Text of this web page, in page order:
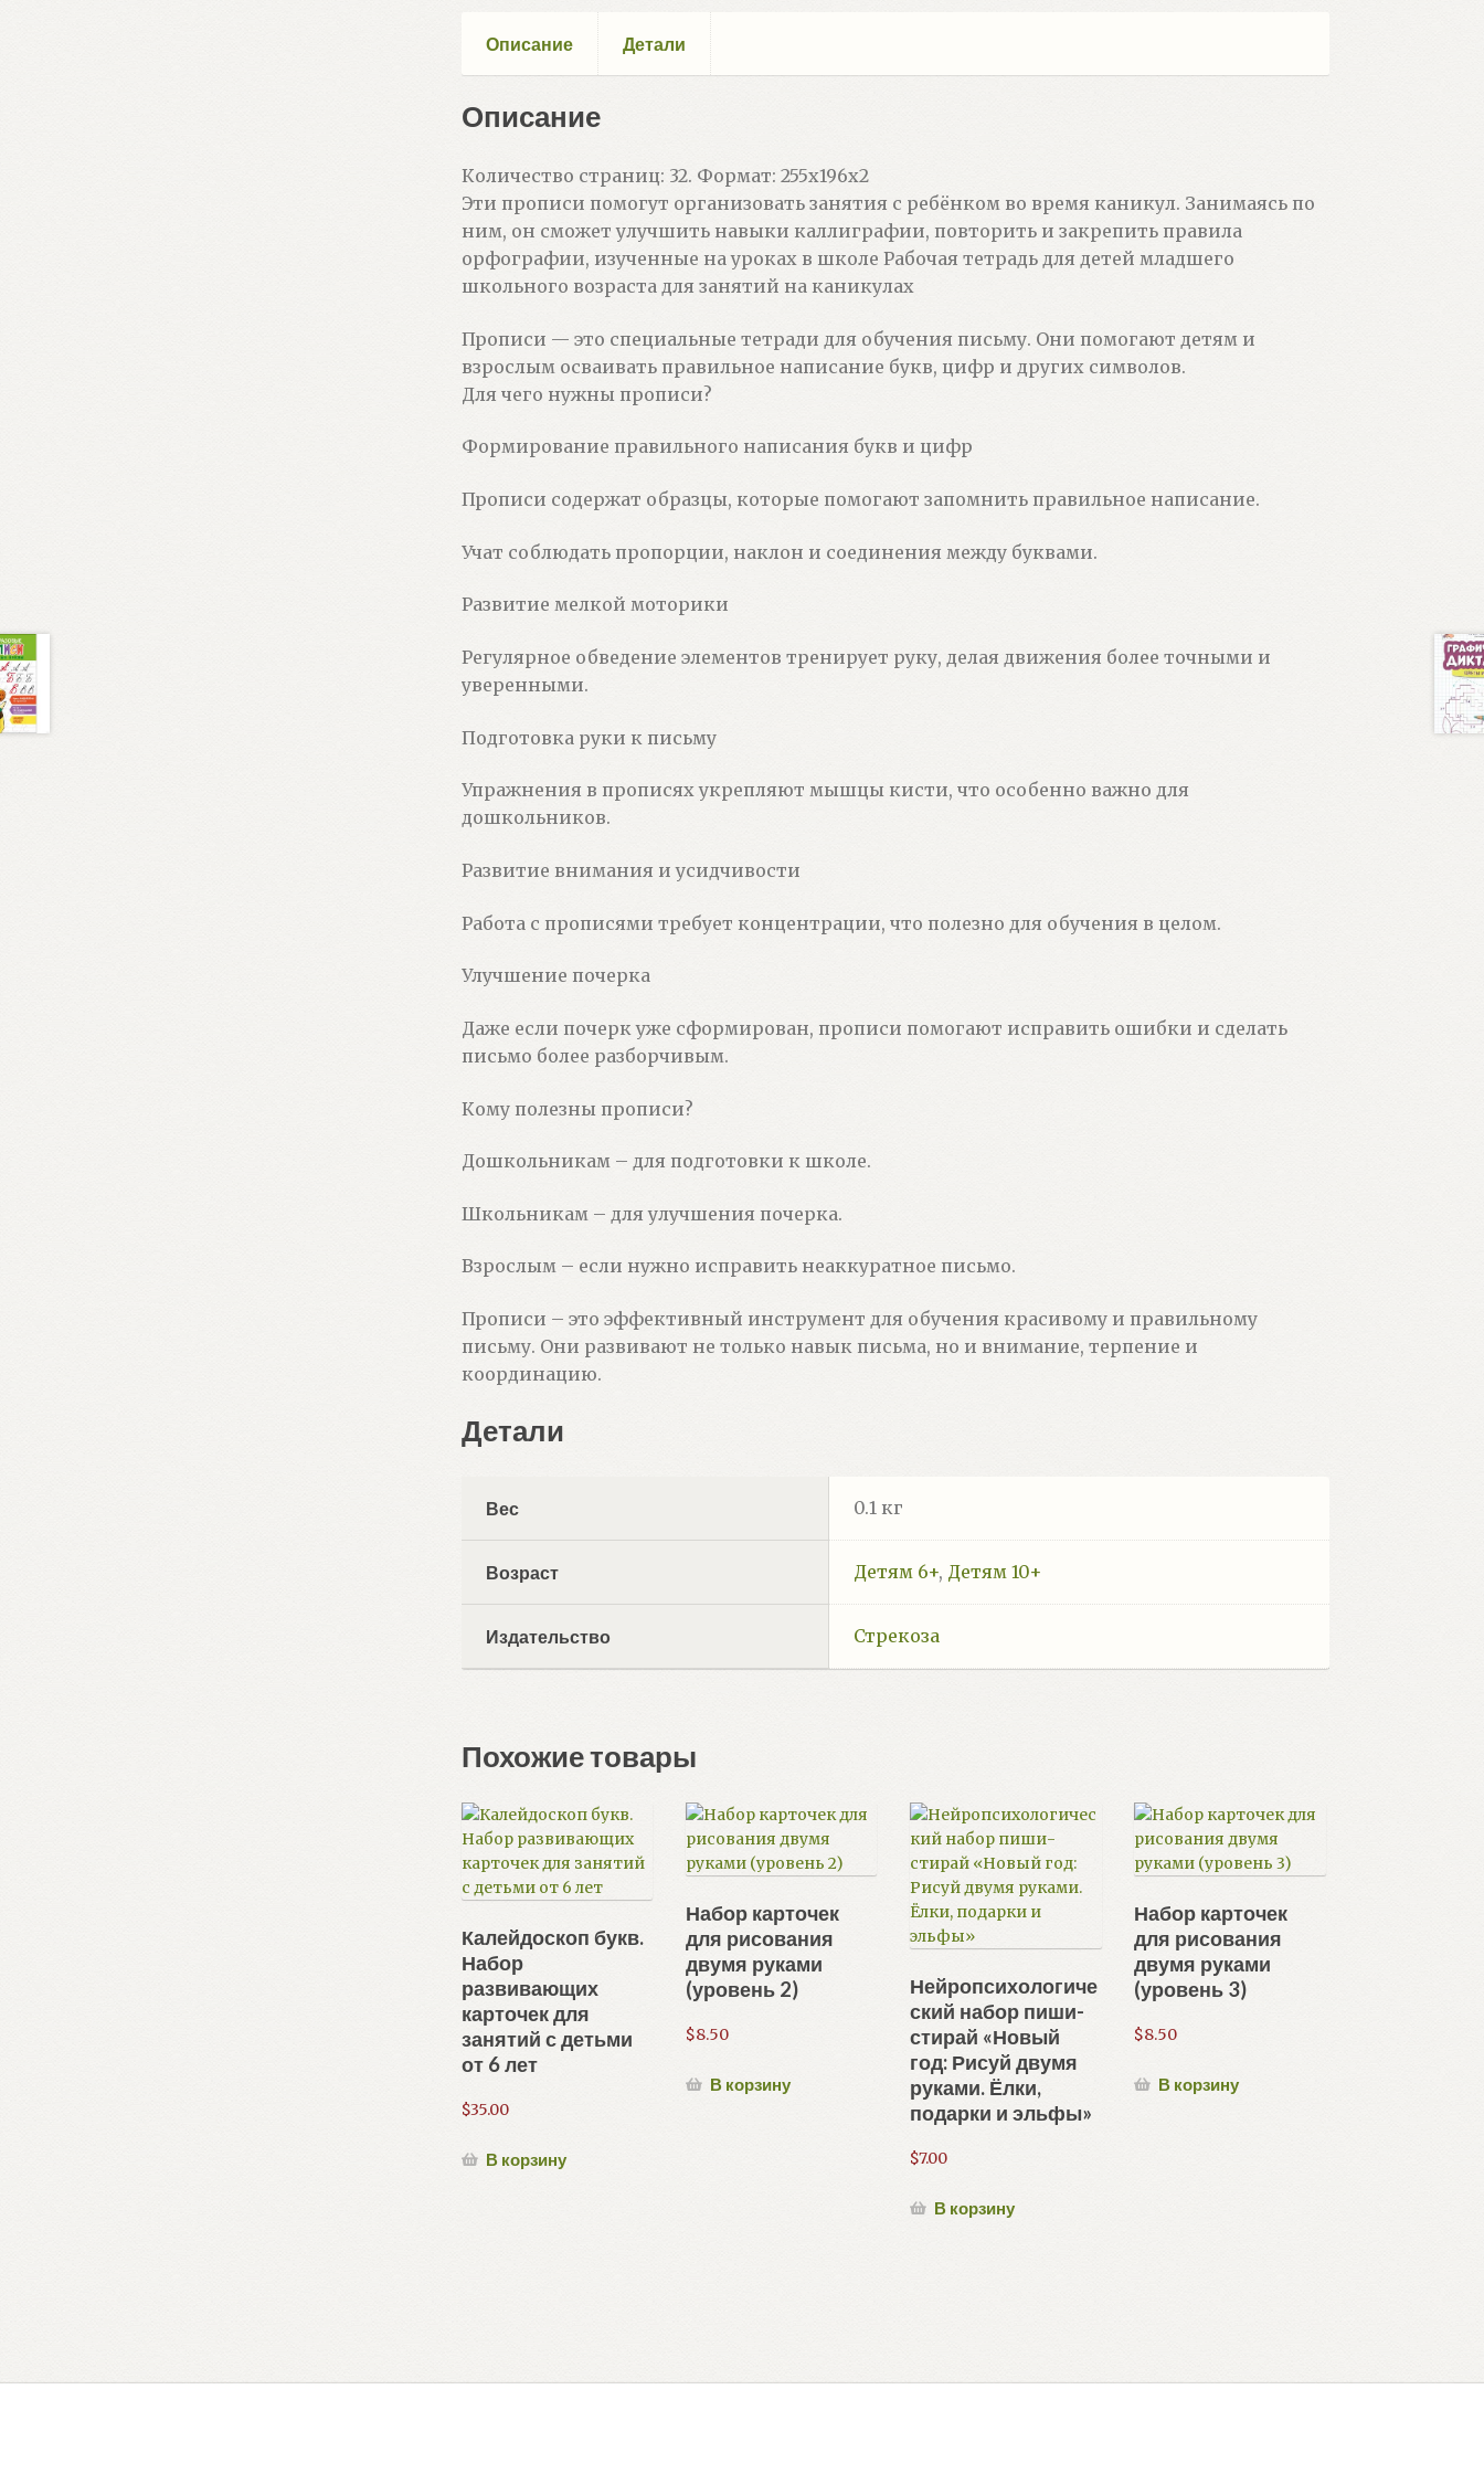
Описание Детали
Описание
Количество страниц: 32. Формат: 255х196х2
Эти прописи помогут организовать занятия с ребёнком во время каникул. Занимаясь по
ним, он сможет улучшить навыки каллиграфии, повторить и закрепить правила
орфографии, изученные на уроках в школе Рабочая тетрадь для детей младшего
школьного возраста для занятий на каникулах
Прописи — это специальные тетради для обучения письму. Они помогают детям и
взрослым осваивать правильное написание букв, цифр и других символов.
Для чего нужны прописи?
Формирование правильного написания букв и цифр
Прописи содержат образцы, которые помогают запомнить правильное написание.
Учат соблюдать пропорции, наклон и соединения между буквами.
Развитие мелкой моторики
Регулярное обведение элементов тренирует руку, делая движения более точными и
уверенными.
Подготовка руки к письму
Упражнения в прописях укрепляют мышцы кисти, что особенно важно для
дошкольников.
Развитие внимания и усидчивости
Работа с прописями требует концентрации, что полезно для обучения в целом.
Улучшение почерка
Даже если почерк уже сформирован, прописи помогают исправить ошибки и сделать
письмо более разборчивым.
Кому полезны прописи?
Дошкольникам – для подготовки к школе.
Школьникам – для улучшения почерка.
Взрослым – если нужно исправить неаккуратное письмо.
Прописи – это эффективный инструмент для обучения красивому и правильному
письму. Они развивают не только навык письма, но и внимание, терпение и
координацию.
Детали
Вес 0.1 кг
Возраст Детям 6+, Детям 10+
Издательство Стрекоза
Похожие товары
Калейдоскоп букв.
Набор
развивающих
карточек для
занятий с детьми
от 6 лет
$35.00
В корзину
Набор карточек
для рисования
двумя руками
(уровень 2)
$8.50
В корзину
Нейропсихологиче
ский набор пиши-
стирай «Новый
год: Рисуй двумя
руками. Ёлки,
подарки и эльфы»
$7.00
В корзину
Набор карточек
для рисования
двумя руками
(уровень 3)
$8.50
В корзину